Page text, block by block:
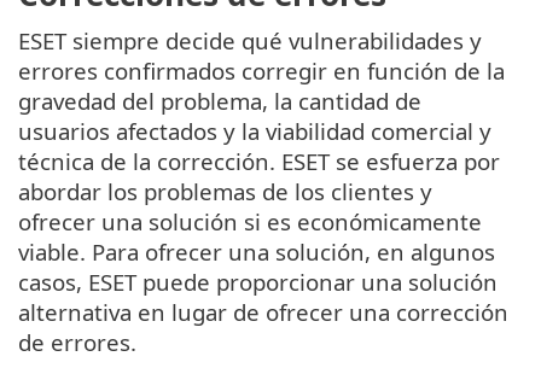
ESET siempre decide qué vulnerabilidades y
errores confirmados corregir en función de la
gravedad del problema, la cantidad de
usuarios afectados y la viabilidad comercial y
técnica de la corrección. ESET se esfuerza por
abordar los problemas de los clientes y
ofrecer una solución si es económicamente
viable. Para ofrecer una solución, en algunos
casos, ESET puede proporcionar una solución
alternativa en lugar de ofrecer una corrección
de errores.